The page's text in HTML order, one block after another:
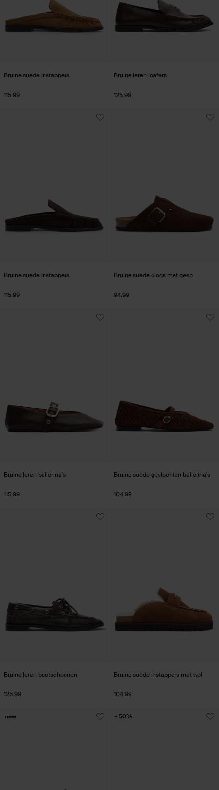
Bruine suède instappers
115.99
Bruine leren loafers
125.99
Bruine suède instappers
115.99
Bruine suède clogs met gesp
94.99
Bruine leren ballerina's
115.99
Bruine suède gevlochten ballerina's
104.99
Bruine leren bootschoenen
125.99
Bruine suède instappers met wol
104.99
new - 50%